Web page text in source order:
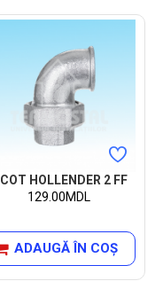
COT HOLLENDER 2 FF
129.00MDL
ADAUGĂ ÎN COŞ